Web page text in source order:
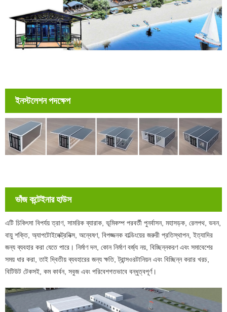
ইনস্টলেশন পদক্ষেপ
ভাঁজ কন্টেইনার হাউস
এটি চিকিৎসা বিপর্যয় ত্রাণ, সামরিক ব্যারাক, ভূমিকম্প পরবর্তী পুনর্বাসন, মহাসড়ক, রেলপথ, ভবন,
বায়ু শক্তি, অ্যাপটোইলেক্ট্রনিক্স, অন্বেষণ, বিপজ্জনক বাল্ডিংয়ের জরুরী প্রতিস্থাপন, ইত্যাদির
জন্য ব্যবহার করা যেতে পারে। নির্মাণ দল, কোন নির্মাণ বর্জ্য নয়, বিচ্ছিন্নকরণ এবং সমাবেশের
সময় ধার করা, তাই দ্বিতীয় ব্যবহারের জন্য ক্ষতি, ট্রান্সওরটানিয়ন এবং বিচ্ছিন্ন করার খরচ,
বিটিউট টেকসই, কম কার্বন, সবুজ এবং পরিবেশগতভাবে বন্ধুত্বপূর্ণ।